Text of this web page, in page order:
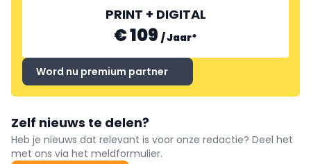
PRINT + DIGITAL
€ 109 /Jaar*
Word nu premium partner
Zelf nieuws te delen?
Heb je nieuws dat relevant is voor onze redactie? Deel het
met ons via het meldformulier.